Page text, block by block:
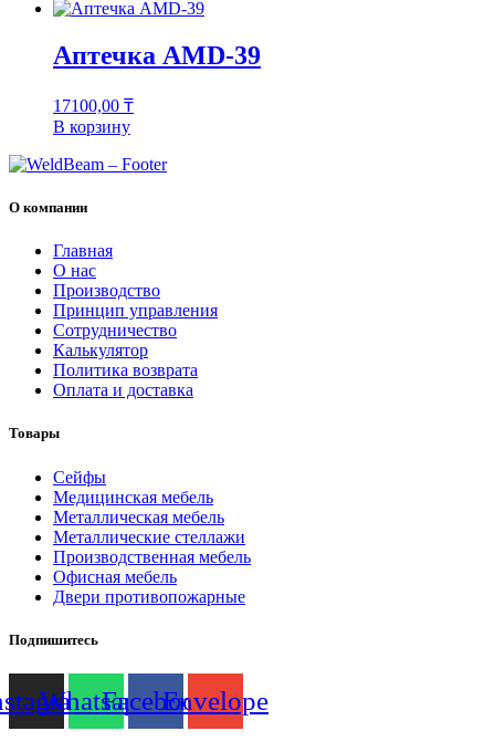
Аптечка AMD-39
17100,00 ₸
В корзину
О компании
Главная
О нас
Производство
Принцип управления
Сотрудничество
Калькулятор
Политика возврата
Оплата и доставка
Товары
Cейфы
Медицинская мебель
Металлическая мебель
Металлические стеллажи
Производственная мебель
Офисная мебель
Двери противопожарные
Подпишитесь
WhatsappFacebookEnvelope